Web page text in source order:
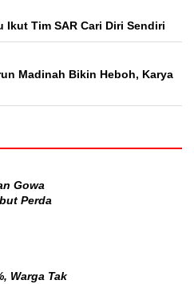
Ikut Tim SAR Cari Diri Sendiri
Madinah Bikin Heboh, Karya
Gowa
Perda
Warga Tak